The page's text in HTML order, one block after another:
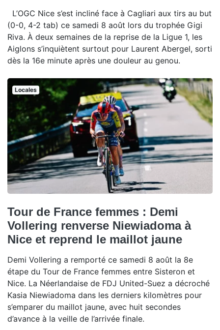
L’OGC Nice s’est incliné face à Cagliari aux tirs au but
(0-0, 4-2 tab) ce samedi 8 août lors du trophée Gigi
Riva. À deux semaines de la reprise de la Ligue 1, les
Aiglons s’inquiètent surtout pour Laurent Abergel, sorti
dès la 16e minute après une douleur au genou.
Locales
Tour de France femmes : Demi
Vollering renverse Niewiadoma à
Nice et reprend le maillot jaune
Demi Vollering a remporté ce samedi 8 août la 8e
étape du Tour de France femmes entre Sisteron et
Nice. La Néerlandaise de FDJ United-Suez a décroché
Kasia Niewiadoma dans les derniers kilomètres pour
s’emparer du maillot jaune, avec huit secondes
d’avance à la veille de l’arrivée finale.